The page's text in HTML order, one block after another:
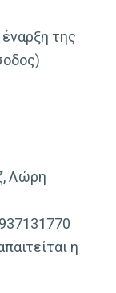
της
Λώρη
η